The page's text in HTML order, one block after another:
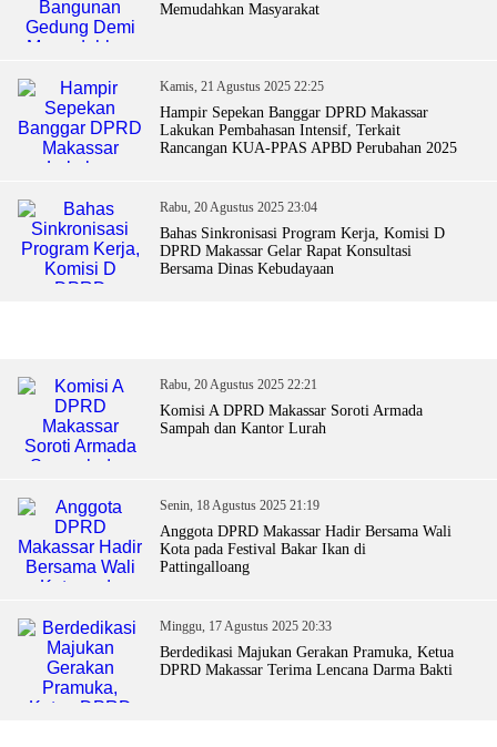
Memudahkan Masyarakat
Kamis, 21 Agustus 2025 22:25
Hampir Sepekan Banggar DPRD Makassar
Lakukan Pembahasan Intensif, Terkait
Rancangan KUA-PPAS APBD Perubahan 2025
Rabu, 20 Agustus 2025 23:04
Bahas Sinkronisasi Program Kerja, Komisi D
DPRD Makassar Gelar Rapat Konsultasi
Bersama Dinas Kebudayaan
Rabu, 20 Agustus 2025 22:21
Komisi A DPRD Makassar Soroti Armada
Sampah dan Kantor Lurah
Senin, 18 Agustus 2025 21:19
Anggota DPRD Makassar Hadir Bersama Wali
Kota pada Festival Bakar Ikan di
Pattingalloang
Minggu, 17 Agustus 2025 20:33
Berdedikasi Majukan Gerakan Pramuka, Ketua
DPRD Makassar Terima Lencana Darma Bakti